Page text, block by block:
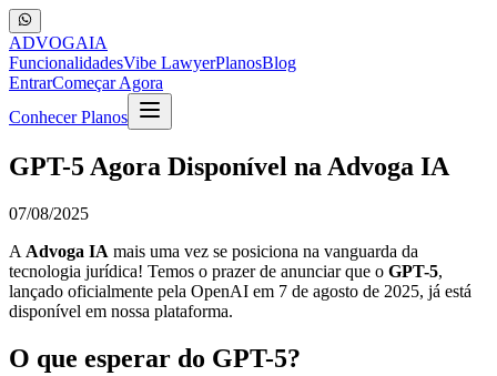
ADVOGAIA
FuncionalidadesVibe LawyerPlanosBlog
EntrarComeçar Agora
Conhecer Planos
GPT-5 Agora Disponível na Advoga IA
07/08/2025
A Advoga IA mais uma vez se posiciona na vanguarda da
tecnologia jurídica! Temos o prazer de anunciar que o GPT-5,
lançado oficialmente pela OpenAI em 7 de agosto de 2025, já está
disponível em nossa plataforma.
O que esperar do GPT-5?